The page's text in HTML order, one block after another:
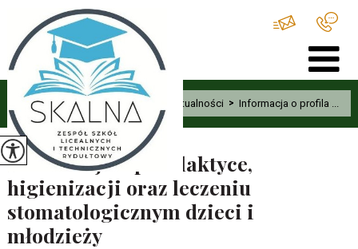
Home Aktualności > Informacja o profila ...
Informacja o profilaktyce,
higienizacji oraz leczeniu
stomatologicznym dzieci i
młodzieży